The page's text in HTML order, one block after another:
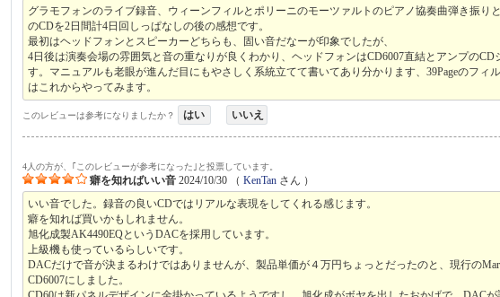
グラモフォンのライブ録音、ウィーンフィルとポリーニのモーツァルトのピアノ協奏曲弾き振
のCDを2日間計4日回しっぱなしの後の感想です。
最初はヘッドフォンとスピーカーどちらも、固い音だなーが印象でしたが、
4日後は演奏会場の雰囲気と音の重なりが良くわかり、ヘッドフォンはCD6007直結とアンプの
す。マニュアルも老眼が進んだ目にもやさしく系統立てて書いてあり分かります、39Pageのフィ
はこれからやってみます。
このレビューは参考になりましたか？ はい いいえ
4人の方が、｢このレビューが参考になった｣と投票しています。
癖を知ればいい音 2024/10/30 （KenTan さん ）
いい音でした。録音の良いCDではリアルな表現をしてくれる感じます。
癖を知れば買いかもしれません。
旭化成製AK4490EQというDACを採用しています。
上級機も使っているらしいです。
DACだけで音が決まるわけではありませんが、製品単価が４万円ちょっとだったのと、現行の
CD6007にしました。